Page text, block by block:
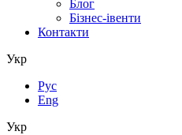
Блог
Бізнес-івенти
Контакти
Укр
Рус
Eng
Укр